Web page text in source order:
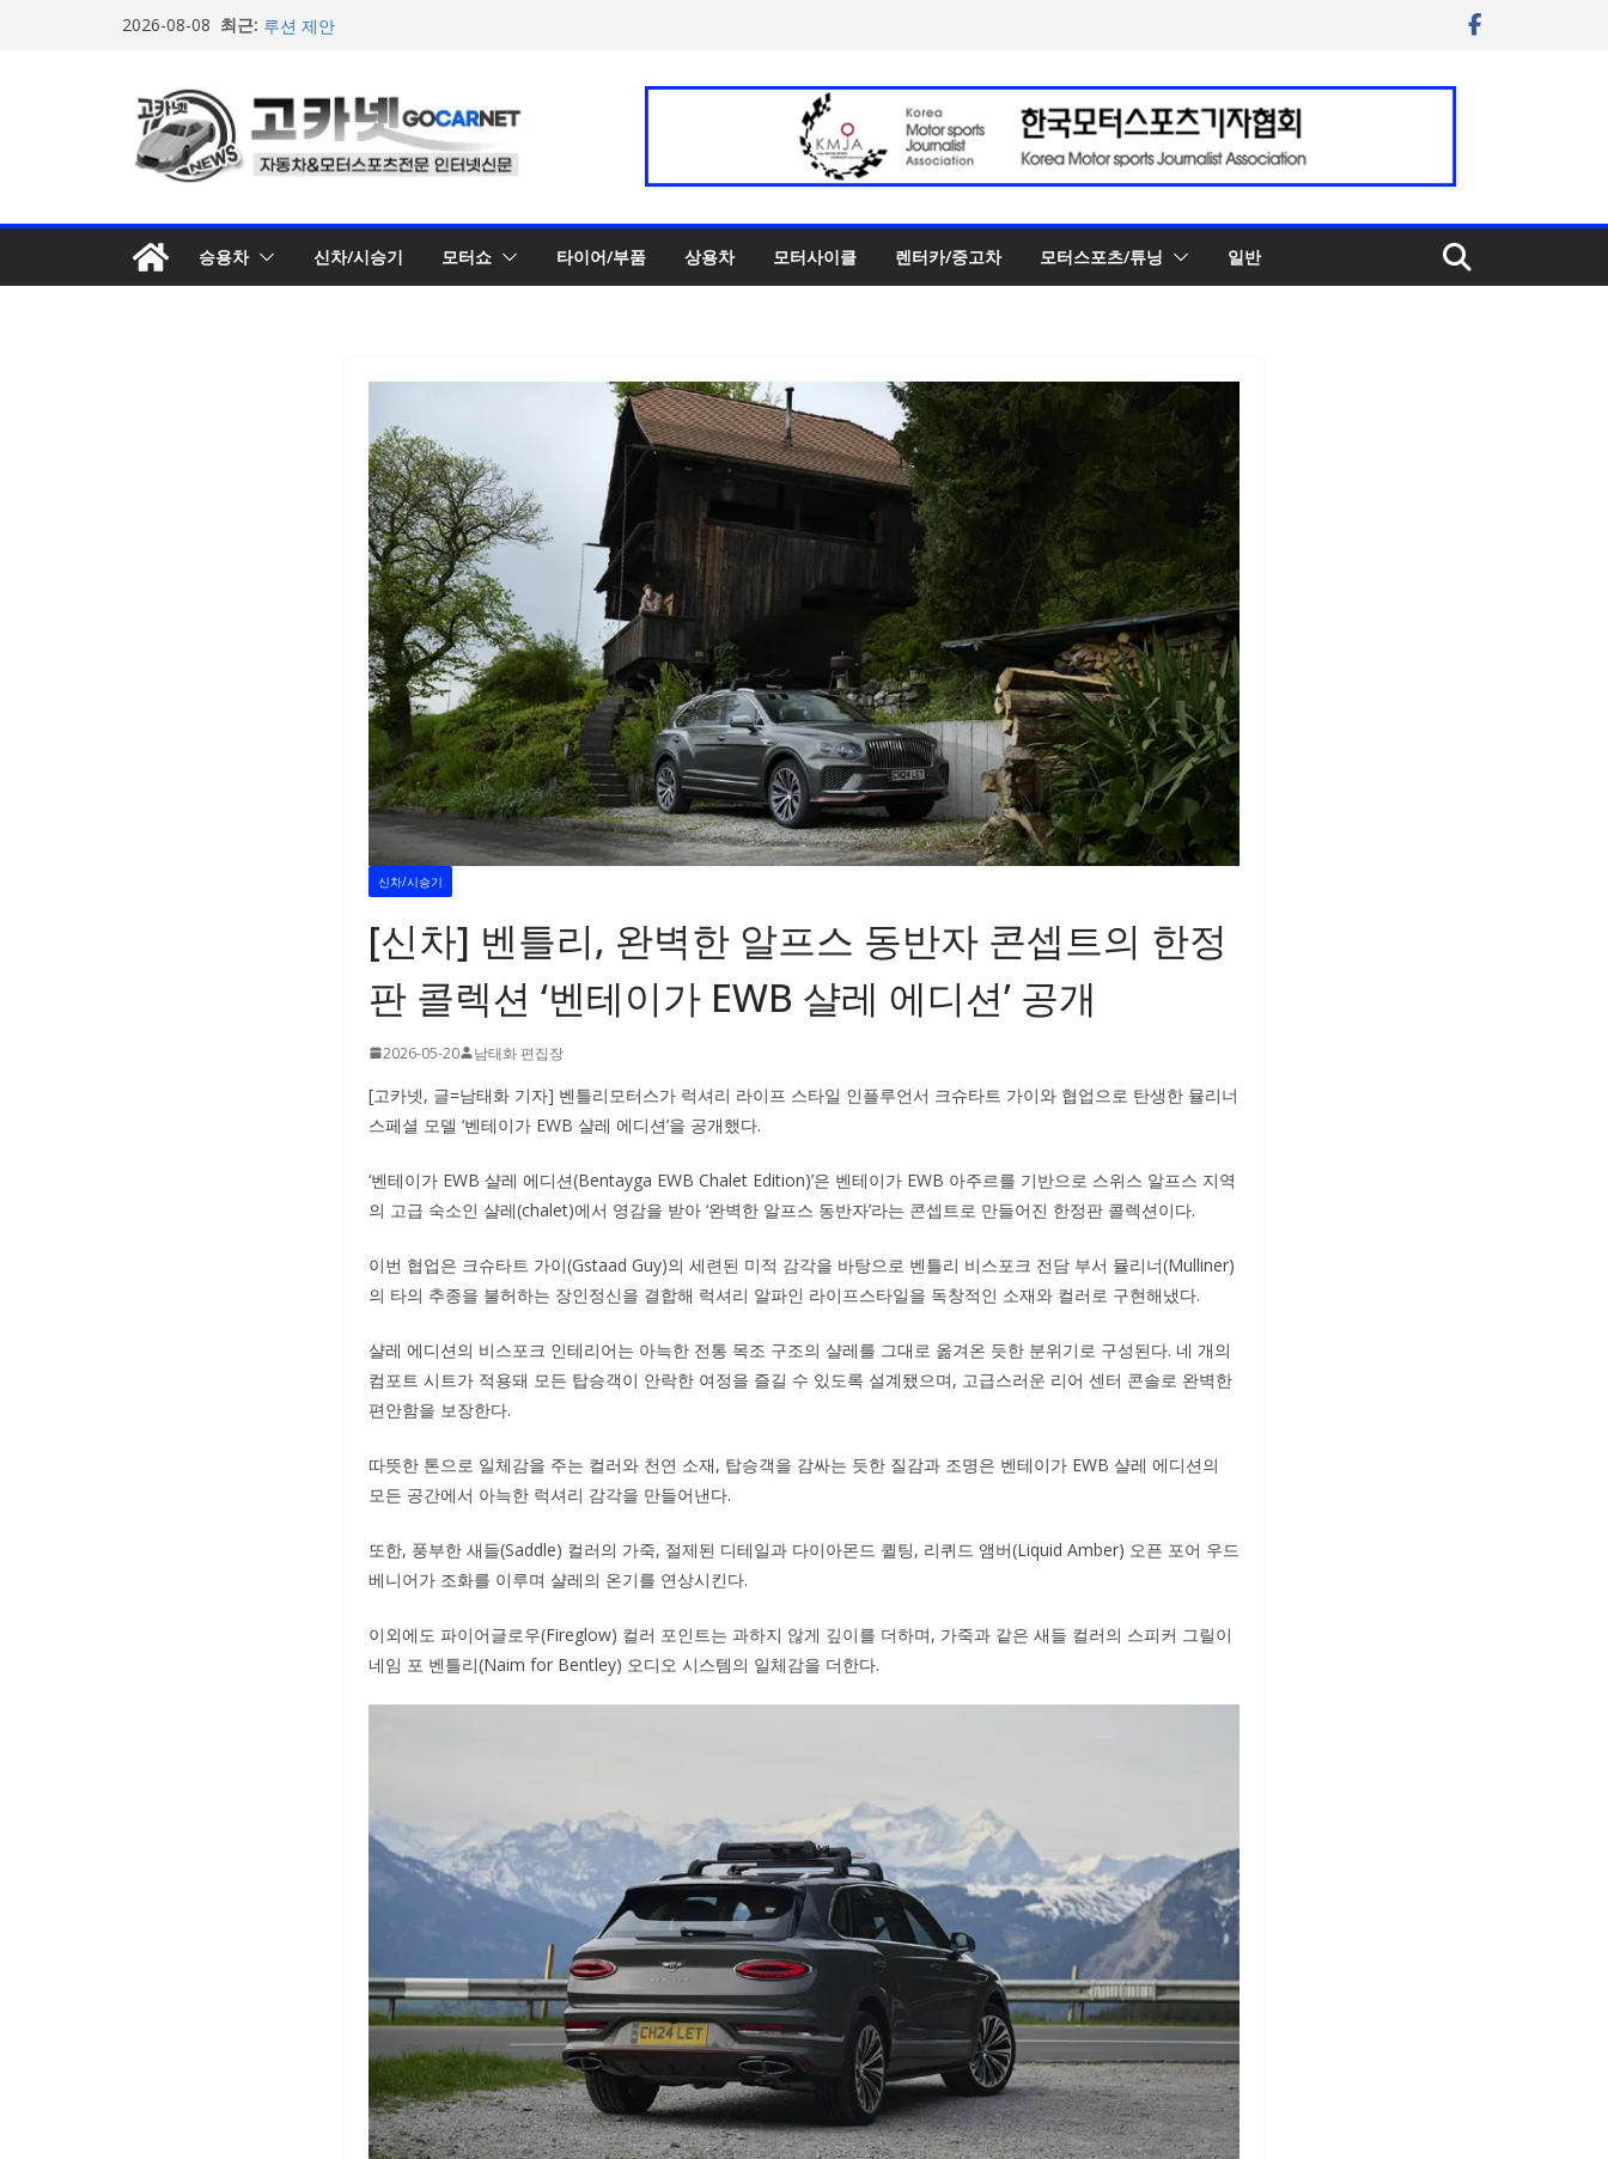
2026-08-08 최근: 마일레, 코너링 쏠림·하체 소음 잡는 ‘스테빌라이저 링크’ 정비 솔
확보
넥센타이어 주최 ‘2026 스피드웨이 모터 페스티벌’ 3R 나이트 페
스티벌 8일 용인 개최
아우디, 405일 만에 완성한 초고성능 슈퍼카 ‘누볼라리’ 제작 비하
승용차 신차/시승기 모터쇼 타이어/부품 상용차 모터사이클 렌터카/중고차 모터스포츠/튜닝 일반
신차/시승기
[신차] 벤틀리, 완벽한 알프스 동반자 콘셉트의 한정
판 콜렉션 ‘벤테이가 EWB 샬레 에디션’ 공개
2026-05-20 남태화 편집장
[고카넷, 글=남태화 기자] 벤틀리모터스가 럭셔리 라이프 스타일 인플루언서 크슈타트 가이와 협업으로 탄생한 뮬리너
스페셜 모델 ‘벤테이가 EWB 샬레 에디션’을 공개했다.
‘벤테이가 EWB 샬레 에디션(Bentayga EWB Chalet Edition)’은 벤테이가 EWB 아주르를 기반으로 스위스 알프스 지역
의 고급 숙소인 샬레(chalet)에서 영감을 받아 ‘완벽한 알프스 동반자’라는 콘셉트로 만들어진 한정판 콜렉션이다.
이번 협업은 크슈타트 가이(Gstaad Guy)의 세련된 미적 감각을 바탕으로 벤틀리 비스포크 전담 부서 뮬리너(Mulliner)
의 타의 추종을 불허하는 장인정신을 결합해 럭셔리 알파인 라이프스타일을 독창적인 소재와 컬러로 구현해냈다.
샬레 에디션의 비스포크 인테리어는 아늑한 전통 목조 구조의 샬레를 그대로 옮겨온 듯한 분위기로 구성된다. 네 개의
컴포트 시트가 적용돼 모든 탑승객이 안락한 여정을 즐길 수 있도록 설계됐으며, 고급스러운 리어 센터 콘솔로 완벽한
편안함을 보장한다.
따뜻한 톤으로 일체감을 주는 컬러와 천연 소재, 탑승객을 감싸는 듯한 질감과 조명은 벤테이가 EWB 샬레 에디션의
모든 공간에서 아늑한 럭셔리 감각을 만들어낸다.
또한, 풍부한 새들(Saddle) 컬러의 가죽, 절제된 디테일과 다이아몬드 퀼팅, 리퀴드 앰버(Liquid Amber) 오픈 포어 우드
베니어가 조화를 이루며 샬레의 온기를 연상시킨다.
이외에도 파이어글로우(Fireglow) 컬러 포인트는 과하지 않게 깊이를 더하며, 가죽과 같은 새들 컬러의 스피커 그릴이
네임 포 벤틀리(Naim for Bentley) 오디오 시스템의 일체감을 더한다.